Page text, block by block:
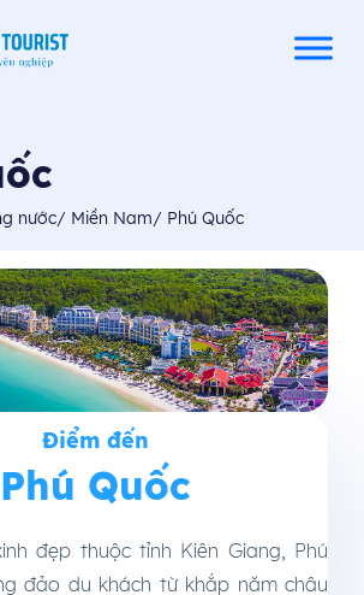
nước/ Miền Nam/ Phú Quốc
Điểm đến
Phú Quốc
đẹp thuộc tỉnh Kiên Giang, Phú
đảo du khách từ khắp năm châu